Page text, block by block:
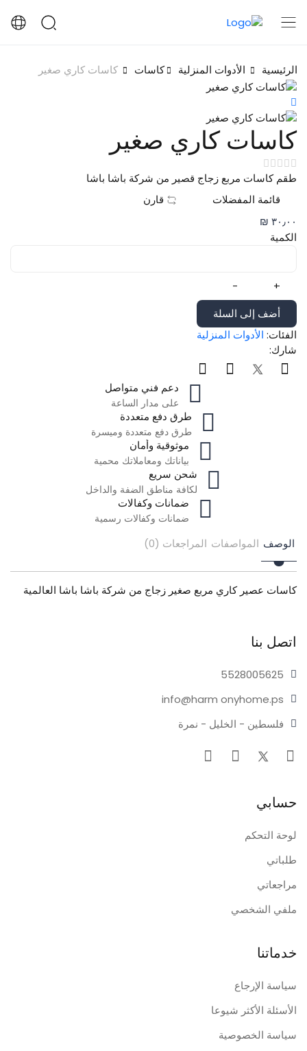
الرئيسية الأدوات المنزلية كاسات كاسات كاري صغير
كاسات كاري صغير
طقم كاسات مربع زجاج قصير من شركة باشا باشا
قائمة المفضلات
٣٠٫٠٠ ₪
الكمية
+
-
أضف إلى السلة
الفئات: الأدوات المنزلية
شارك:
دعم فني متواصل
على مدار الساعة
طرق دفع متعددة
طرق دفع متعددة وميسرة
موثوقية وأمان
بياناتك ومعاملاتك محمية
شحن سريع
لكافة مناطق الضفة والداخل
ضمانات وكفالات
ضمانات وكفالات رسمية
الوصف المواصفات المراجعات (0)
كاسات عصير كاري مربع صغير زجاج من شركة باشا باشا العالمية
اتصل بنا
05625
55280
info@harm onyhome.ps
فلسطين - الخليل - نمرة
حسابي
لوحة التحكم
طلباتي
مراجعاتي
ملفي الشخصي
خدماتنا
سياسة الإرجاع
الأسئلة الأكثر شيوعا
سياسة الخصوصية